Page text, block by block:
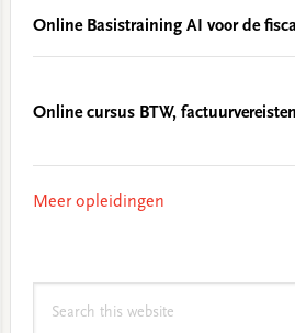
Online Basistraining AI voor de
Online cursus BTW,
Meer opleidingen